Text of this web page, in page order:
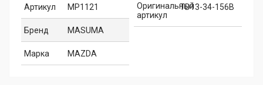
Артикул MP1121
Бренд MASUMA
Марка MAZDA
Оригинальный
артикул
TD13-34-156B